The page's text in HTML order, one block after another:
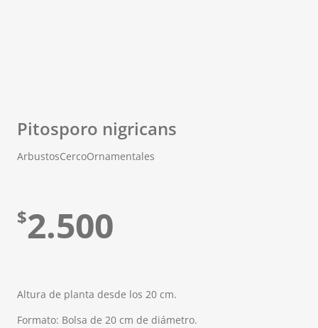
Pitosporo nigricans
ArbustosCercoOrnamentales
$2.500
Altura de planta desde los 20 cm.
Formato: Bolsa de 20 cm de diámetro.